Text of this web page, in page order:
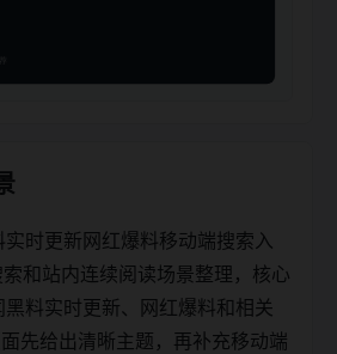
时更新网红爆料移动端搜索入
和站内连续阅读场景整理，核心
黑料实时更新、网红爆料和相关
先给出清晰主题，再补充移动端